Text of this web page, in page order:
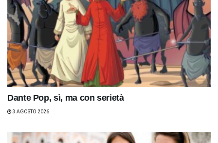
Dante Pop, sì, ma con serietà
3 AGOSTO 2026